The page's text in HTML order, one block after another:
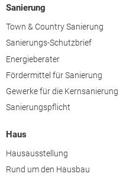
Sanierung
Town & Country Sanierung
Sanierungs-Schutzbrief
Energieberater
Fördermittel für Sanierung
Gewerke für die Kernsanierung
Sanierungspflicht
Haus
Hausausstellung
Rund um den Hausbau